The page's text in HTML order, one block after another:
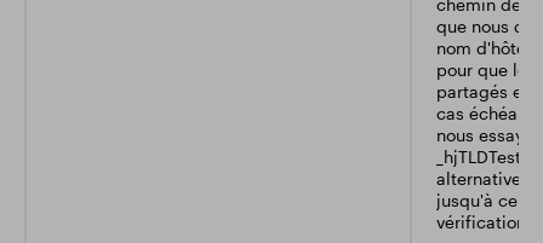
chemin de
que nous
nom d'hôte
pour que les
partagés
cas
nous
_hjTLDTest
alternatives
jusqu'à ce
vérification,